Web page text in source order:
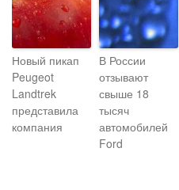
Новый пикап
Peugeot
Landtrek
представила
компания
В России
отзывают
свыше 18
тысяч
автомобилей
Ford